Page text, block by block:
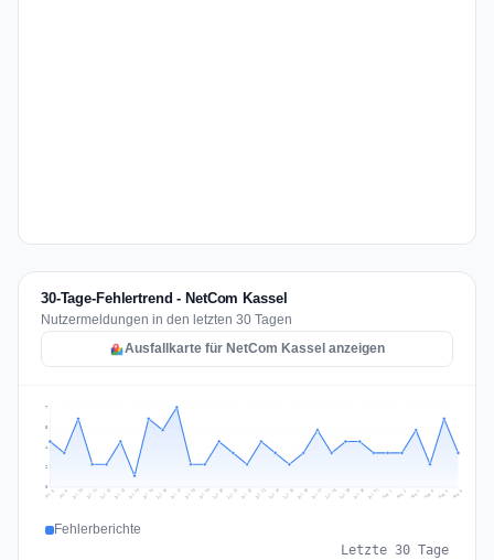
30-Tage-Fehlertrend - NetCom Kassel
Nutzermeldungen in den letzten 30 Tagen
Ausfallkarte für NetCom Kassel anzeigen
2
4
5
7
Jul 8 Jul 9 Jul 10 Jul 11 Jul 12 Jul 13 Jul 14 Jul 15 Jul 16 Jul 17 Jul 18 Jul 19 Jul 20 Jul 21 Jul 22 Jul 23 Jul 24 Jul 25 Jul 26 Jul 27 Jul 28 Jul 29 Jul 30 Jul 31 Aug 1 Aug 2 Aug 3 Aug 4 Aug 5 Aug 6
Fehlerberichte
Letzte 30 Tage